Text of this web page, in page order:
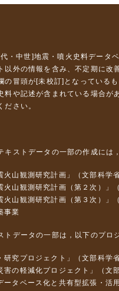
・中世]地震・噴火史料データ
以外の情報を含み、不定期に改
の冒頭が[未校訂]となっている
料や記述が含まれている場合が
ださい。
キストデータの一部の作成には
火山観測研究計画」（文部科学
火山観測研究計画（第２次）」
火山観測研究計画（第３次）」
事業
トデータの一部は，以下のプロ
研究プロジェクト」（文部科
害の軽減化プロジェクト」（
ータベース化と共有型拡張・